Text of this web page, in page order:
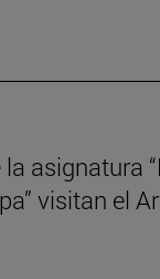
asignatura
visitan el